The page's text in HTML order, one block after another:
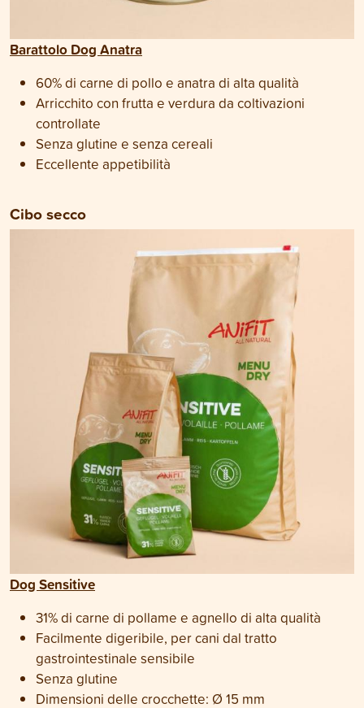
Barattolo Dog Anatra
60% di carne di pollo e anatra di alta qualità
Arricchito con frutta e verdura da coltivazioni
controllate
Senza glutine e senza cereali
Eccellente appetibilità
Cibo secco
Dog Sensitive
31% di carne di pollame e agnello di alta qualità
Facilmente digeribile, per cani dal tratto
gastrointestinale sensibile
Senza glutine
Dimensioni delle crocchette: Ø 15 mm